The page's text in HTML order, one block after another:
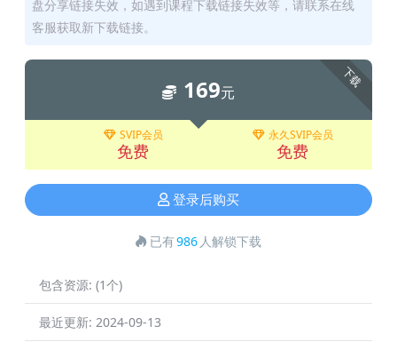
盘分享链接失效，如遇到课程下载链接失效等，请联系在线
客服获取新下载链接。
下载
169元
SVIP会员
免费
永久SVIP会员
免费
登录后购买
已有986 人解锁下载
包含资源: (1个)
最近更新: 2024-09-13